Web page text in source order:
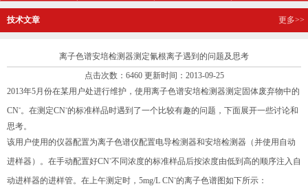
技术文章 更多>>
离子色谱安培检测器测定氰根离子遇到的问题及思考
点击次数：6460 更新时间：2013-09-25
2013年5月份在某用户处进行维护，使用离子色谱安培检测器测定固体废弃物中的
CN-。在测定CN-的标准样品时遇到了一个比较有趣的问题，下面展开一些讨论和
思考。
该用户使用的仪器配置为离子色谱仪配置电导检测器和安培检测器（并使用自动
进样器）。在手动配置好CN-不同浓度的标准样品后按浓度由低到高的顺序注入自
动进样器的进样管。在上午测定时，5mg/L CN-的离子色谱图如下所示：